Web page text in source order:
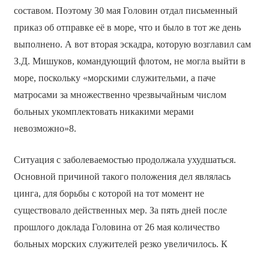
составом. Поэтому 30 мая Головин отдал письменный
приказ об отправке её в море, что и было в тот же день
выполнено. А вот вторая эскадра, которую возглавил сам
З.Д. Мишуков, командующий флотом, не могла выйти в
море, поскольку «морскими служительми, а паче
матросами за множественно чрезвычайным числом
больных укомплектовать никакими мерами
невозможно»8.
Ситуация с заболеваемостью продолжала ухудшаться.
Основной причиной такого положения дел являлась
цинга, для борьбы с которой на тот момент не
существовало действенных мер. За пять дней после
прошлого доклада Головина от 26 мая количество
больных морских служителей резко увеличилось. К